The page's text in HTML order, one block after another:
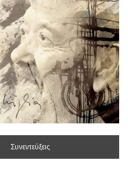
Συνεντεύξεις